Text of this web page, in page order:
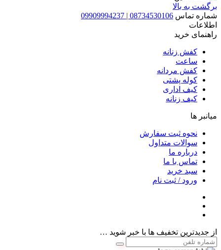
برگشت به بالا
شماره تماس 08734530106 | 09909994237
اطلاعات
راهنمای خرید
کفش زنانه
ساعت
کفش مردانه
کوله پشتی
کیف اداری
کیف زنانه
میانبر ها
نحوه ثبت سفارش
سوالات متداول
درباره ما
تماس با ما
سبد خرید
ورود / ثبت نام
از جدیدترین تخفیف ها با خبر شوید …